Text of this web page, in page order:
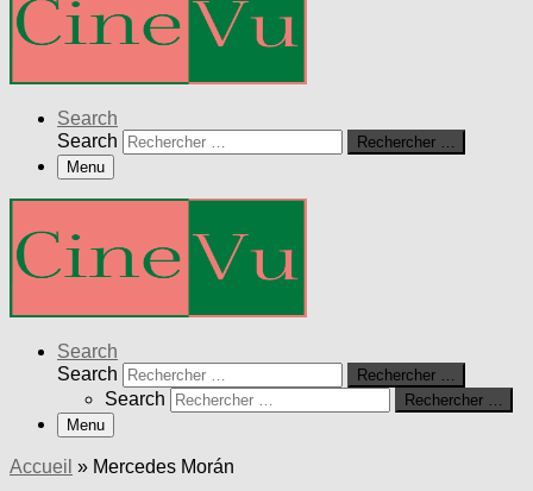
Search
Search
Rechercher …
Menu
Search
Search
Rechercher …
Search
Rechercher …
Menu
Accueil » Mercedes Morán